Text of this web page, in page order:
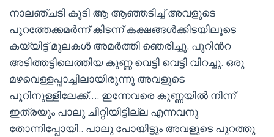
നാലഞ്ചടി കൂടി ആ ആഞ്ഞടിച്ച് അവളുടെ
പുറത്തേക്കമർന്ന് കിടന്ന് കക്ഷങ്ങൾക്കിടയിലൂടെ
കയ്യിട്ട് മുലകൾ അമർത്തി ഞെരിച്ചു. പൂറിൻറ
അടിത്തട്ടിലെത്തിയ കുണ്ണ വെട്ടി വെട്ടി വിറച്ചു. ഒരു
മഴവെള്ളപ്പാച്ചിലായിരുന്നു അവളുടെ
പൂറിനുള്ളിലേക്ക്…. ഇന്നേവരെ കുണ്ണയിൽ നിന്ന്
ഇത്രയും പാലു ചീറ്റിയിട്ടില്ല എന്നവനു
തോന്നിപ്പോയി.. പാലു പോയിട്ടും അവളുടെ പുറത്തു